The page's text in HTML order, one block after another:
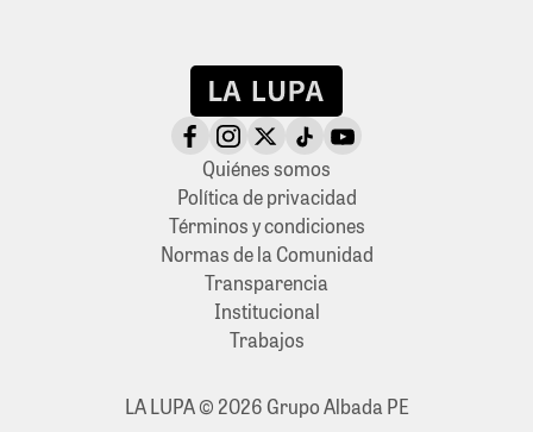
Quiénes somos
Política de privacidad
Términos y condiciones
Normas de la Comunidad
Transparencia
Institucional
Trabajos
LA LUPA © 2026 Grupo Albada PE